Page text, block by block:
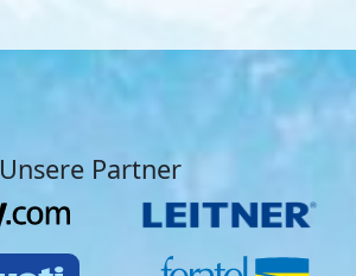
Unsere Partner